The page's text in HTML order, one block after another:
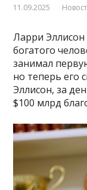
11.09.2025
Ларри Эллисон
богатого
занимал
но теперь его
Эллисон, за
$100 млрд